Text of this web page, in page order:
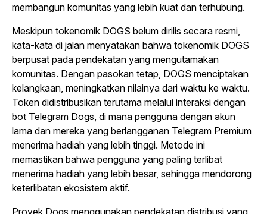
membangun komunitas yang lebih kuat dan terhubung.
Meskipun tokenomik DOGS belum dirilis secara resmi,
kata-kata di jalan menyatakan bahwa tokenomik DOGS
berpusat pada pendekatan yang mengutamakan
komunitas. Dengan pasokan tetap, DOGS menciptakan
kelangkaan, meningkatkan nilainya dari waktu ke waktu.
Token didistribusikan terutama melalui interaksi dengan
bot Telegram Dogs, di mana pengguna dengan akun
lama dan mereka yang berlangganan Telegram Premium
menerima hadiah yang lebih tinggi. Metode ini
memastikan bahwa pengguna yang paling terlibat
menerima hadiah yang lebih besar, sehingga mendorong
keterlibatan ekosistem aktif.